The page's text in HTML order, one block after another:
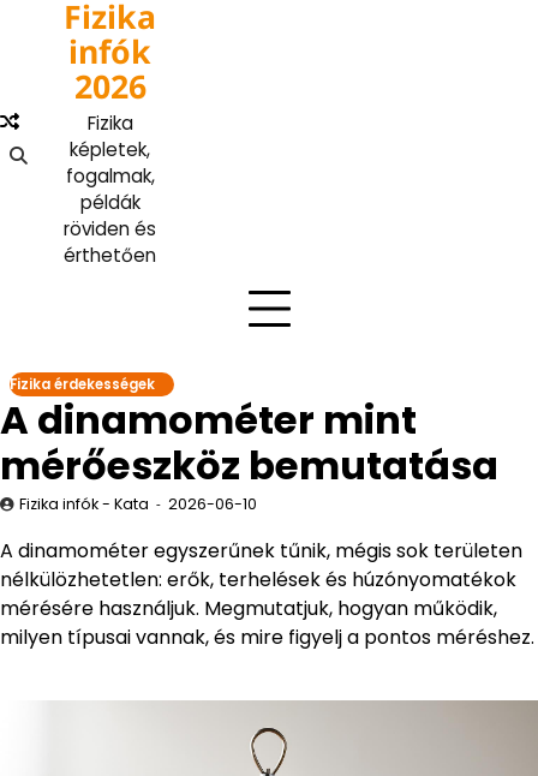
content
Fizika
infók
2026
Fizika
képletek,
fogalmak,
példák
röviden és
érthetően
Fizika érdekességek
A dinamométer mint
mérőeszköz bemutatása
Fizika infók - Kata 2026-06-10
A dinamométer egyszerűnek tűnik, mégis sok területen
nélkülözhetetlen: erők, terhelések és húzónyomatékok
mérésére használjuk. Megmutatjuk, hogyan működik,
milyen típusai vannak, és mire figyelj a pontos méréshez.